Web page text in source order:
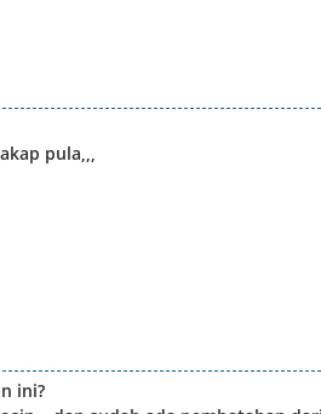
pula,,,
ini?